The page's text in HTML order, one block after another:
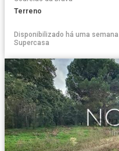
Terreno
Disponibilizado há uma semana
Supercasa